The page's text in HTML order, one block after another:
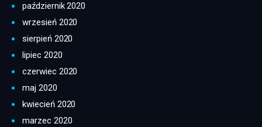
październik 2020
wrzesień 2020
sierpień 2020
lipiec 2020
czerwiec 2020
maj 2020
kwiecień 2020
marzec 2020